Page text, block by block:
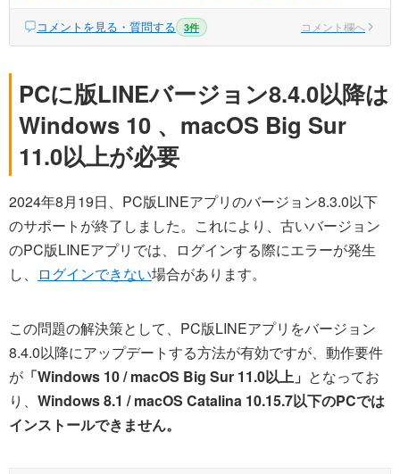
コメントを見る・質問する 3件 コメント欄へ
PCに版LINEバージョン8.4.0以降は
Windows 10 、macOS Big Sur
11.0以上が必要
2024年8月19日、PC版LINEアプリのバージョン8.3.0以下
のサポートが終了しました。これにより、古いバージョン
のPC版LINEアプリでは、ログインする際にエラーが発生
し、
ログインできない場合があります。
この問題の解決策として、PC版LINEアプリをバージョン
8.4.0以降にアップデートする方法が有効ですが、動作要件
が 「Windows 10 / macOS Big Sur 11.0以上」 となってお
り、 Windows 8.1 / macOS Catalina 10.15.7以下のPCでは
インストールできません。